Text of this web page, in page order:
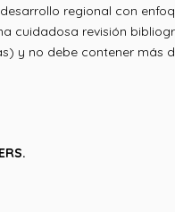
regional con
cuidadosa revisión
y no debe contener más